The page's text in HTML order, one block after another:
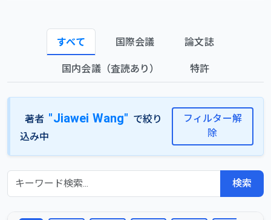
すべて 国際会議 論文誌
国内会議（査読あり） 特許
著者 "Jiawei Wang" で絞り
込み中
フィルター解
除
検索